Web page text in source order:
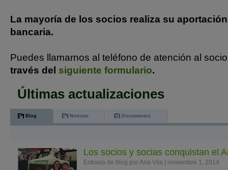
La mayoría de los socios realiza su
bancaria.
Puedes llamarnos al teléfono de atención al
través del siguiente formulario.
Últimas actualizaciones
Blog Noticias Documentos
Los socios y socias conquistan el
Entrada de blog por Ana Vila | noviembre 1, 2014